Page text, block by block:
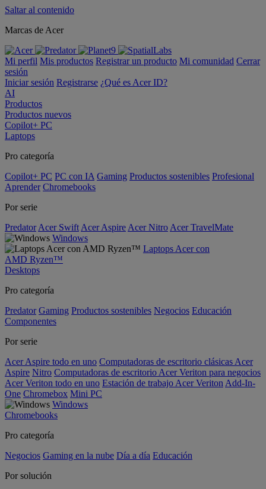
Saltar al contenido
Marcas de Acer
Mi perfil Mis productos Registrar un producto Mi comunidad Cerrar
sesión
Iniciar sesión Registrarse ¿Qué es Acer ID?
AI
Productos
Productos nuevos
Copilot+ PC
Laptops
Pro categoría
Copilot+ PC PC con IA Gaming Productos sostenibles Profesional
Aprender Chromebooks
Por serie
Predator Acer Swift Acer Aspire Acer Nitro Acer TravelMate
Windows
Laptops Acer con
AMD Ryzen™
Desktops
Pro categoría
Predator Gaming Productos sostenibles Negocios Educación
Componentes
Por serie
Acer Aspire todo en uno Computadoras de escritorio clásicas Acer
Aspire Nitro Computadoras de escritorio Acer Veriton para negocios
Acer Veriton todo en uno Estación de trabajo Acer Veriton Add-In-
One Chromebox Mini PC
Windows
Chromebooks
Pro categoría
Negocios Gaming en la nube Día a día Educación
Por solución